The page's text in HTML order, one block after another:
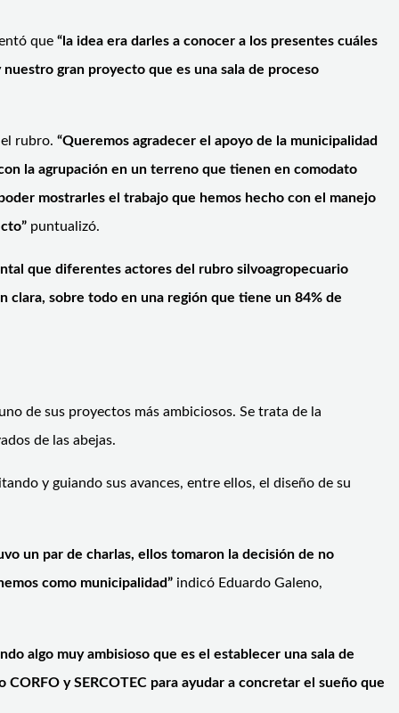
que “la idea era darles a conocer a los presentes cuáles
gran proyecto que es una sala de proceso
rubro. “Queremos agradecer el apoyo de la municipalidad
la agrupación en un terreno que tienen en comodato
mostrarles el trabajo que hemos hecho con el manejo
puntualizó.
que diferentes actores del rubro silvoagropecuario
sobre todo en una región que tiene un 84% de
de sus proyectos más ambiciosos. Se trata de la
de las abejas.
y guiando sus avances, entre ellos, el diseño de su
un par de charlas, ellos tomaron la decisión de no
como municipalidad” indicó Eduardo Galeno,
algo muy ambisioso que es el establecer una sala de
y SERCOTEC para ayudar a concretar el sueño que